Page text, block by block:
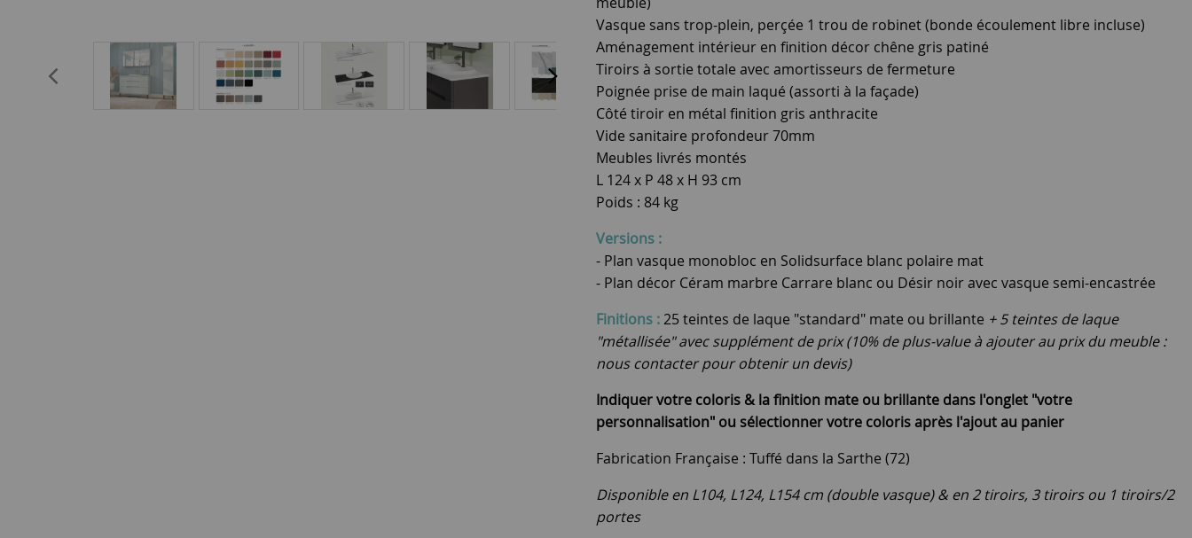
Vasque sans trop-plein, perçée 1 trou de robinet (bonde écoulement libre incluse)
Aménagement intérieur en finition décor chêne gris patiné
Tiroirs à sortie totale avec amortisseurs de fermeture
Poignée prise de main laqué (assorti à la façade)
Côté tiroir en métal finition gris anthracite
Vide sanitaire profondeur 70mm
Meubles livrés montés
L 124 x P 48 x H 93 cm
Poids : 84 kg
Versions :
- Plan vasque monobloc en Solidsurface blanc polaire mat
- Plan décor Céram marbre Carrare blanc ou Désir noir avec vasque semi-encastrée
Finitions :25 teintes de laque "standard" mate ou brillante + 5 teintes de laque
"métallisée" avec supplément de prix (10% de plus-value à ajouter au prix du meuble :
nous contacter pour obtenir un devis)
Indiquer votre coloris & la finition mate ou brillante dans l'onglet "votre
personnalisation" ou sélectionner votre coloris après l'ajout au panier
Fabrication Française : Tuffé dans la Sarthe (72)
Disponible en L104, L124, L154 cm (double vasque) & en 2 tiroirs, 3 tiroirs ou 1 tiroirs/2
portes